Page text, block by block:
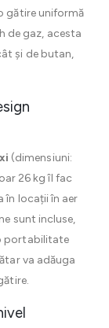
gătire uniformă
de gaz, acesta
și de butan,
(dimensiuni:
26 kg îl fac
în locații în aer
sunt incluse,
portabilitate
va adăuga